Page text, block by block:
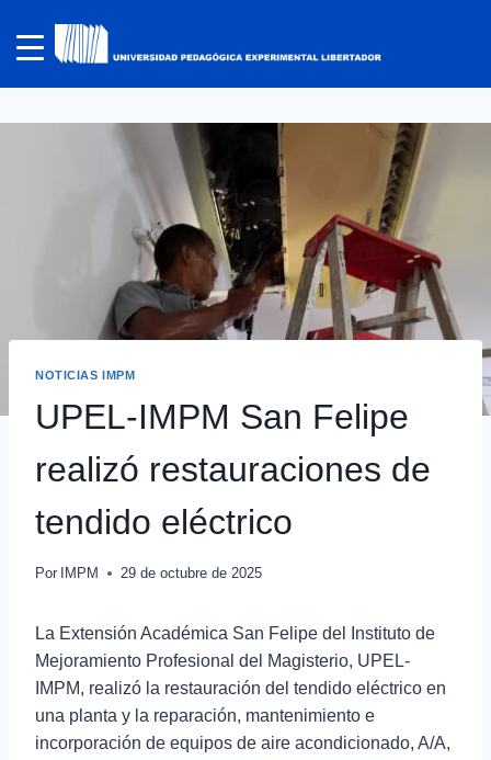
NOTICIAS IMPM
UPEL-IMPM San Felipe
realizó restauraciones de
tendido eléctrico
Por IMPM 29 de octubre de 2025
La Extensión Académica San Felipe del Instituto de
Mejoramiento Profesional del Magisterio, UPEL-
IMPM, realizó la restauración del tendido eléctrico en
una planta y la reparación, mantenimiento e
incorporación de equipos de aire acondicionado, A/A,